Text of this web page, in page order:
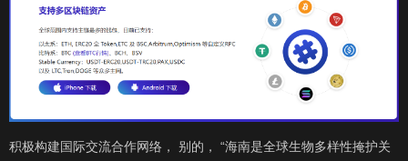
积极构建国际交流合作网络， 别的， “海南是全球生物多样性掩护关